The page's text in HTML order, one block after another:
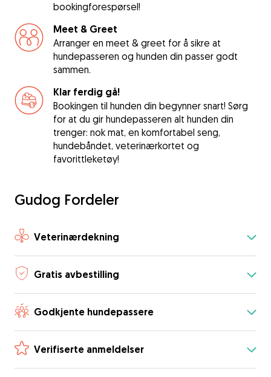
bookingforespørsel!
Meet & Greet
Arranger en meet & greet for å sikre at
hundepasseren og hunden din passer godt
sammen.
Klar ferdig gå!
Bookingen til hunden din begynner snart! Sørg
for at du gir hundepasseren alt hunden din
trenger: nok mat, en komfortabel seng,
hundebåndet, veterinærkortet og
favorittleketøy!
Gudog Fordeler
Veterinærdekning
Gratis avbestilling
Godkjente hundepassere
Verifiserte anmeldelser